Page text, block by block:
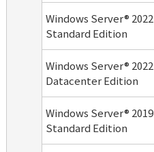
Windows Server® 2022
Standard Edition
Windows Server® 2022
Datacenter Edition
Windows Server® 2019
Standard Edition